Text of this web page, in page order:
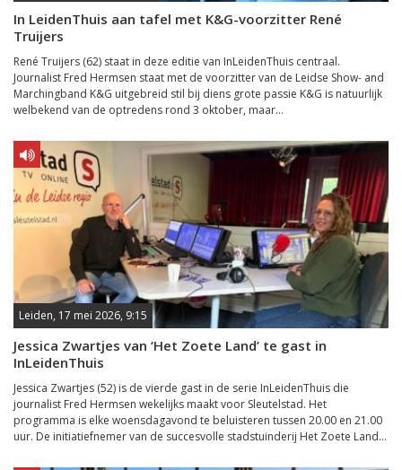
In LeidenThuis aan tafel met K&G-voorzitter René
Truijers
René Truijers (62) staat in deze editie van InLeidenThuis centraal.
Journalist Fred Hermsen staat met de voorzitter van de Leidse Show- and
Marchingband K&G uitgebreid stil bij diens grote passie K&G is natuurlijk
welbekend van de optredens rond 3 oktober, maar...
Leiden, 17 mei 2026, 9:15
Jessica Zwartjes van ‘Het Zoete Land’ te gast in
InLeidenThuis
Jessica Zwartjes (52) is de vierde gast in de serie InLeidenThuis die
journalist Fred Hermsen wekelijks maakt voor Sleutelstad. Het
programma is elke woensdagavond te beluisteren tussen 20.00 en 21.00
uur. De initiatiefnemer van de succesvolle stadstuinderij Het Zoete Land...